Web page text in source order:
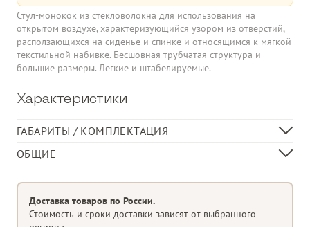
Стул-монокок из стекловолокна для использования на
открытом воздухе, характеризующийся узором из отверстий,
расползающихся на сиденье и спинке и относящимся к мягкой
текстильной набивке. Бесшовная трубчатая структура и
большие размеры. Легкие и штабелируемые.
Характеристики
ГАБАРИТЫ / КОМПЛЕКТАЦИЯ
Длина, см
49
Высота, см
97
ОБЩИЕ
обработанное анти-УФ и окрашенное
Доставка товаров по России.
Стоимость и сроки доставки зависят от выбранного